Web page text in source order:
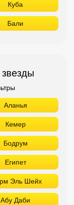
Куба
Бали
Аланья
Кемер
Бодрум
Египет
Эль Шейх
Абу Даби